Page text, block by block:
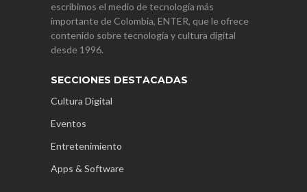
escribimos el medio de tecnología más
importante de Colombia, ENTER, que le ofrece
contenido sobre tecnología y cultura digital
desde 1996.
SECCIONES DESTACADAS
Cultura Digital
Eventos
Entretenimiento
Apps & Software